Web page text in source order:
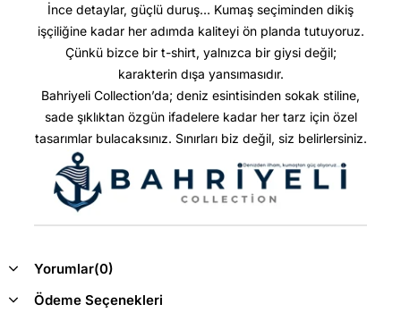
İnce detaylar, güçlü duruş… Kumaş seçiminden dikiş
işçiliğine kadar her adımda kaliteyi ön planda tutuyoruz.
Çünkü bizce bir t-shirt, yalnızca bir giysi değil;
karakterin dışa yansımasıdır.
Bahriyeli Collection’da; deniz esintisinden sokak stiline,
sade şıklıktan özgün ifadelere kadar her tarz için özel
tasarımlar bulacaksınız. Sınırları biz değil, siz belirlersiniz.
Yorumlar(0)
Ödeme Seçenekleri